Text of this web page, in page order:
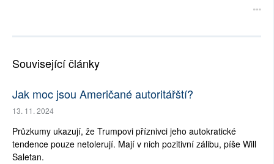
Související články
Jak moc jsou Američané autoritářští?
13. 11. 2024
Průzkumy ukazují, že Trumpovi příznivci jeho autokratické
tendence pouze netolerují. Mají v nich pozitivní zálibu, píše Will
Saletan.